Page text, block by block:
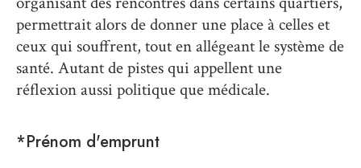
permettrait alors de donner une place à celles et
ceux qui souffrent, tout en allégeant le système de
santé. Autant de pistes qui appellent une
réflexion aussi politique que médicale.
*Prénom d'emprunt